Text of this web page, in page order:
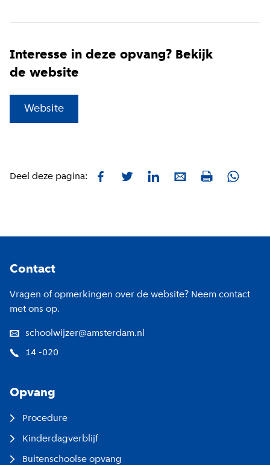
Interesse in deze opvang? Bekijk
de website
Website
Deel deze pagina: FacebookTwitterLinkedInE-mailPrint
Contact
Vragen of opmerkingen over de website? Neem contact
met ons op.
schoolwijzer@amsterdam.nl
14 -020
Opvang
Procedure
Kinderdagverblijf
Buitenschoolse opvang